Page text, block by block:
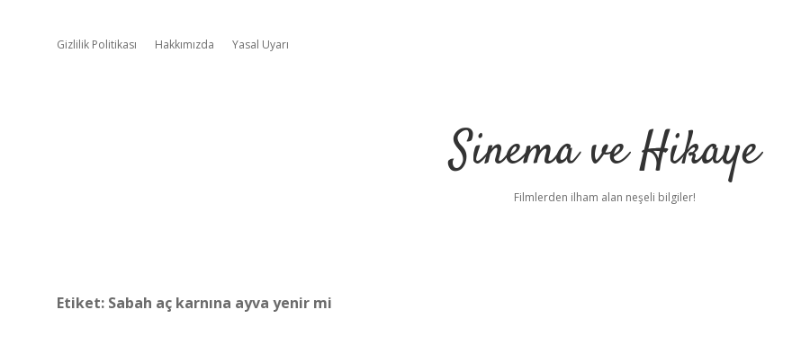
Gizlilik Politikası Hakkımızda Yasal Uyarı
Sinema ve Hikaye
Filmlerden ilham alan neşeli bilgiler!
Etiket: Sabah aç karnına ayva yenir mi